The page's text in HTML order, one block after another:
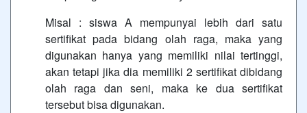
Misal : siswa A mempunyai lebih dari satu
sertifikat pada bidang olah raga, maka yang
digunakan hanya yang memiliki nilai tertinggi,
akan tetapi jika dia memiliki 2 sertifikat dibidang
olah raga dan seni, maka ke dua sertifikat
tersebut bisa digunakan.